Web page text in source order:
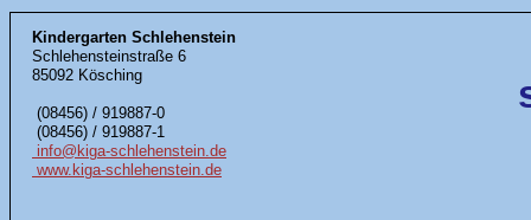
Kindergarten Schlehenstein
Schlehensteinstraße 6
85092 Kösching
(08456) / 919887-0
(08456) / 919887-1
info@kiga-schlehenstein.de
www.kiga-schlehenstein.de